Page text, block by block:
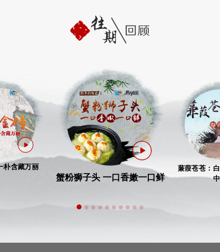
朴含藏万丽
蟹粉狮子头 一口香嫩一口鲜
蒹葭苍苍：